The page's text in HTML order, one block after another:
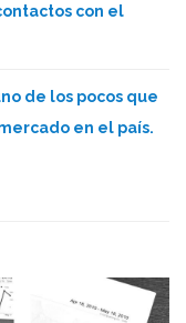
con el
de los pocos que
en el país.